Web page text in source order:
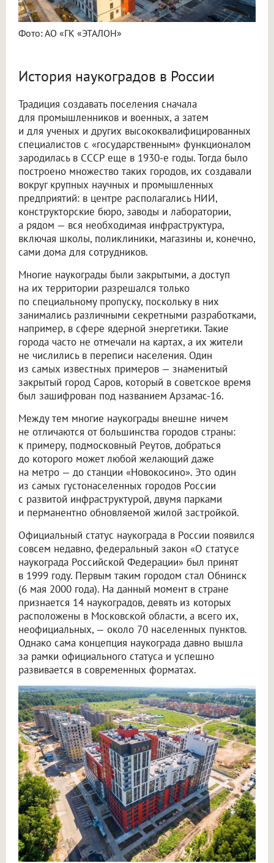
Фото: АО «ГК «ЭТАЛОН»
История наукоградов в России
Традиция создавать поселения сначала
для промышленников и военных, а затем
и для ученых и других высококвалифицированных
специалистов с «государственным» функционалом
зародилась в СССР еще в 1930-е годы. Тогда было
построено множество таких городов, их создавали
вокруг крупных научных и промышленных
предприятий: в центре располагались НИИ,
конструкторские бюро, заводы и лаборатории,
а рядом — вся необходимая инфраструктура,
включая школы, поликлиники, магазины и, конечно,
сами дома для сотрудников.
Многие наукограды были закрытыми, а доступ
на их территории разрешался только
по специальному пропуску, поскольку в них
занимались различными секретными разработками,
например, в сфере ядерной энергетики. Такие
города часто не отмечали на картах, а их жители
не числились в переписи населения. Один
из самых известных примеров — знаменитый
закрытый город Саров, который в советское время
был зашифрован под названием Арзамас-16.
Между тем многие наукограды внешне ничем
не отличаются от большинства городов страны:
к примеру, подмосковный Реутов, добраться
до которого может любой желающий даже
на метро — до станции «Новокосино». Это один
из самых густонаселенных городов России
с развитой инфраструктурой, двумя парками
и перманентно обновляемой жилой застройкой.
Официальный статус наукограда в России появился
совсем недавно, федеральный закон «О статусе
наукограда Российской Федерации» был принят
в 1999 году. Первым таким городом стал Обнинск
(6 мая 2000 года). На данный момент в стране
признается 14 наукоградов, девять из которых
расположены в Московской области, а всего их,
неофициальных, — около 70 населенных пунктов.
Однако сама концепция наукограда давно вышла
за рамки официального статуса и успешно
развивается в современных форматах.